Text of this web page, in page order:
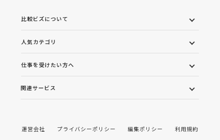
比較ビズについて
人気カテゴリ
仕事を受けたい方へ
関連サービス
運営会社 プライバシーポリシー 編集ポリシー 利用規約